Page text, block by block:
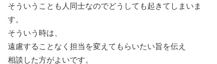
そういうことも人同士なのでどうしても起きてしまいま
す。
そういう時は、
遠慮することなく担当を変えてもらいたい旨を伝え
相談した方がよいです。